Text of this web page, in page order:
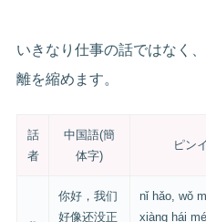
いきなり仕事の話ではなく
離を縮めます。
話
者
中国語(簡
体字)
ピン
你好，我们
好像还没正
nǐ hǎo, wǒ
xiàng hái